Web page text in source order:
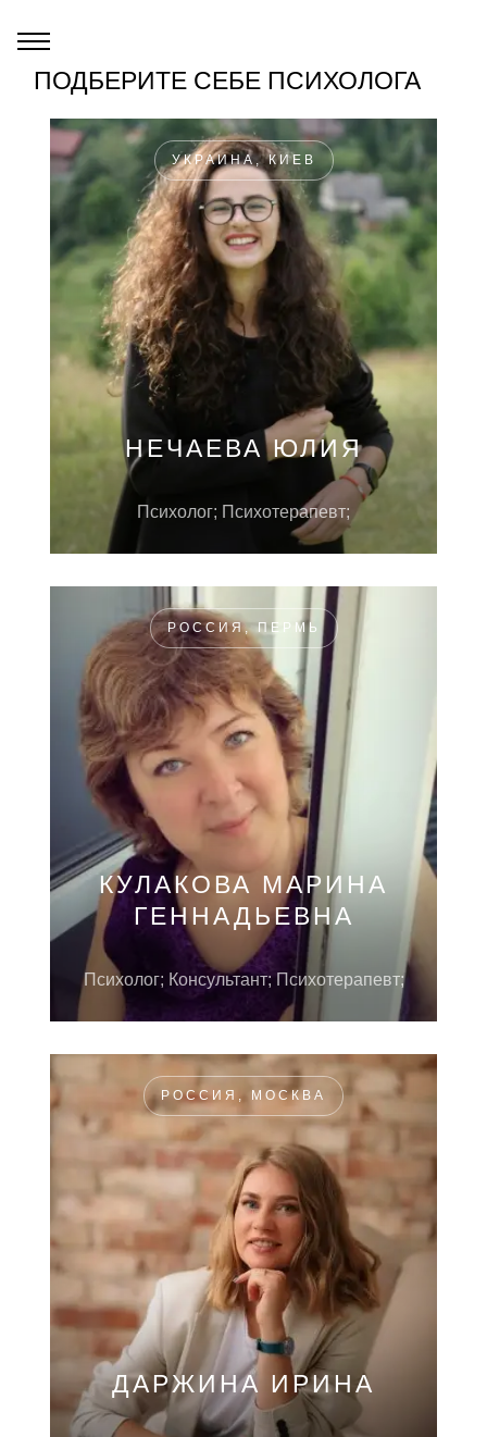
ПОДБЕРИТЕ СЕБЕ ПСИХОЛОГА
УКРАИНА, КИЕВ
НЕЧАЕВА ЮЛИЯ
Психолог; Психотерапевт;
РОССИЯ, ПЕРМЬ
КУЛАКОВА МАРИНА
ГЕННАДЬЕВНА
Психолог; Консультант; Психотерапевт;
РОССИЯ, МОСКВА
ДАРЖИНА ИРИНА